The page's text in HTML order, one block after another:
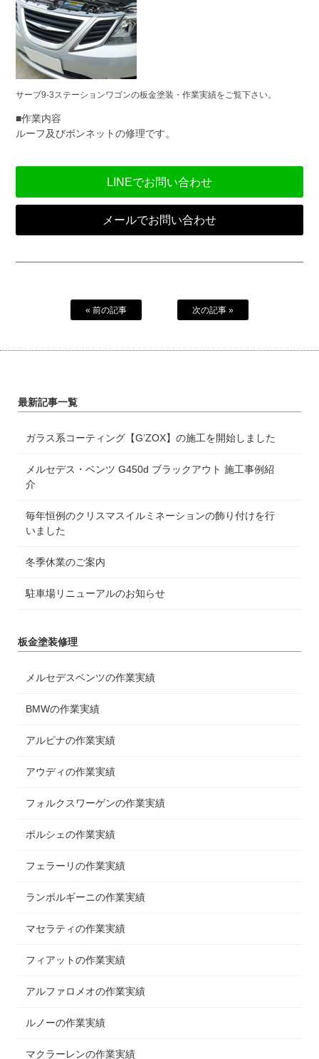
サーブ9-3ステーションワゴンの板金塗装・作業実績をご覧下さい。
■作業内容
ルーフ及びボンネットの修理です。
LINEでお問い合わせ
メールでお問い合わせ
« 前の記事 次の記事 »
最新記事一覧
ガラス系コーティング【G’ZOX】の施工を開始しました
メルセデス・ベンツ G450d ブラックアウト 施工事例紹
介
毎年恒例のクリスマスイルミネーションの飾り付けを行
いました
冬季休業のご案内
駐車場リニューアルのお知らせ
板金塗装修理
メルセデスベンツの作業実績
BMWの作業実績
アルピナの作業実績
アウディの作業実績
フォルクスワーゲンの作業実績
ポルシェの作業実績
フェラーリの作業実績
ランボルギーニの作業実績
マセラティの作業実績
フィアットの作業実績
アルファロメオの作業実績
ルノーの作業実績
マクラーレンの作業実績